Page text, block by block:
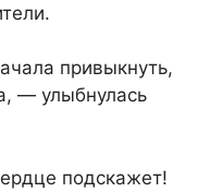
привыкнуть,
— улыбнулась
подскажет!